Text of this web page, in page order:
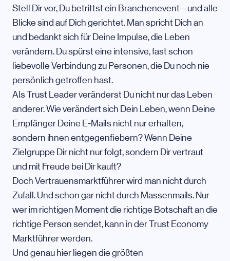
Stell Dir vor, Du betrittst ein Branchenevent – und alle
Blicke sind auf Dich gerichtet. Man spricht Dich an
und bedankt sich für Deine Impulse, die Leben
verändern. Du spürst eine intensive, fast schon
liebevolle Verbindung zu Personen, die Du noch nie
persönlich getroffen hast.
Als Trust Leader veränderst Du nicht nur das Leben
anderer. Wie verändert sich Dein Leben, wenn Deine
Empfänger Deine E-Mails nicht nur erhalten,
sondern ihnen entgegenfiebern? Wenn Deine
Zielgruppe Dir nicht nur folgt, sondern Dir vertraut
und mit Freude bei Dir kauft?
Doch Vertrauensmarktführer wird man nicht durch
Zufall. Und schon gar nicht durch Massenmails. Nur
wer im richtigen Moment die richtige Botschaft an die
richtige Person sendet, kann in der Trust Economy
Marktführer werden.
Und genau hier liegen die größten